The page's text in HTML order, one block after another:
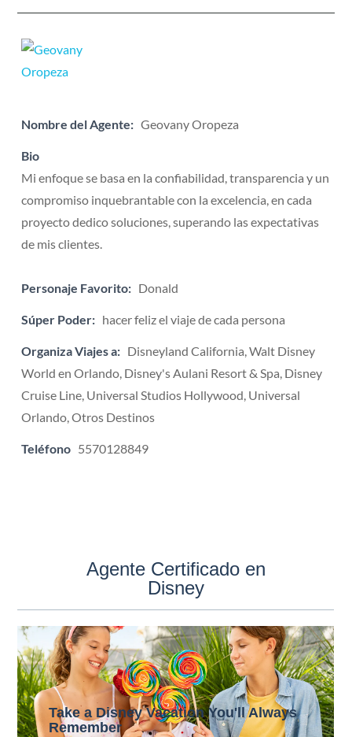
Nombre del Agente: Geovany Oropeza
Bio
Mi enfoque se basa en la confiabilidad, transparencia y un
compromiso inquebrantable con la excelencia, en cada
proyecto dedico soluciones, superando las expectativas
de mis clientes.
Personaje Favorito: Donald
Súper Poder: hacer feliz el viaje de cada persona
Organiza Viajes a: Disneyland California, Walt Disney
World en Orlando, Disney's Aulani Resort & Spa, Disney
Cruise Line, Universal Studios Hollywood, Universal
Orlando, Otros Destinos
Teléfono 5570128849